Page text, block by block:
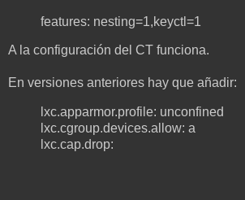
features: nesting=1,keyctl=1
A la configuración del CT funciona.
En versiones anteriores hay que añadir:
lxc.apparmor.profile: unconfined
lxc.cgroup.devices.allow: a
lxc.cap.drop: